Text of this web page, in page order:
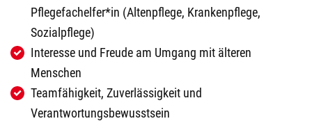
Pflegefachelfer*in (Altenpflege, Krankenpflege,
Sozialpflege)
Interesse und Freude am Umgang mit älteren
Menschen
Teamfähigkeit, Zuverlässigkeit und
Verantwortungsbewusstsein